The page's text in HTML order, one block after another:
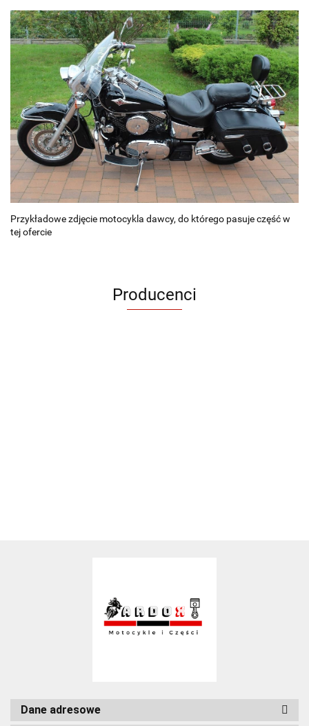
Przykładowe zdjęcie motocykla dawcy, do którego pasuje część w
tej ofercie
Producenci
Dane adresowe